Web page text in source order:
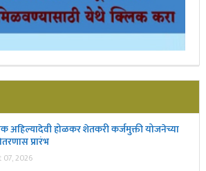
अहिल्यादेवी होळकर शेतकरी कर्जमुक्ती योजनेच्या
प्रारंभ
2026